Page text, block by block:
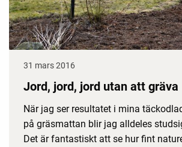
31 mars 2016
Jord, jord, jord utan att gräva
När jag ser resultatet i mina
på gräsmattan blir jag alldeles
Det är fantastiskt att se hur fint